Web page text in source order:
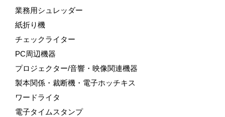
業務用シュレッダー
紙折り機
チェックライター
PC周辺機器
プロジェクター/音響・映像関連機器
製本関係・裁断機・電子ホッチキス
ワードライタ
電子タイムスタンプ